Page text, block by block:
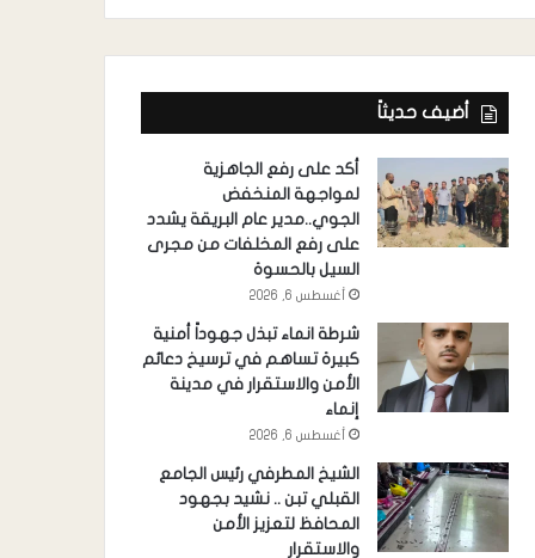
أضيف حديثاً
أكد على رفع الجاهزية
لمواجهة المنخفض
الجوي..مدير عام البريقة يشدد
على رفع المخلفات من مجرى
السيل بالحسوة
أغسطس 6, 2026
شرطة انماء تبذل جهوداً أمنية
كبيرة تساهم في ترسيخ دعائم
الأمن والاستقرار في مدينة
إنماء
أغسطس 6, 2026
الشيخ المطرفي رئيس الجامع
القبلي تبن .. نشيد بجهود
المحافظ لتعزيز الأمن
والاستقرار